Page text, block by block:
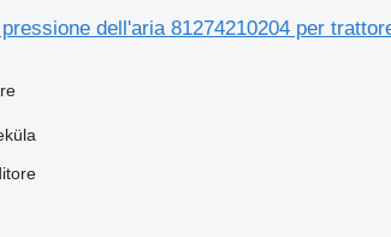
dell'aria 81274210204 per